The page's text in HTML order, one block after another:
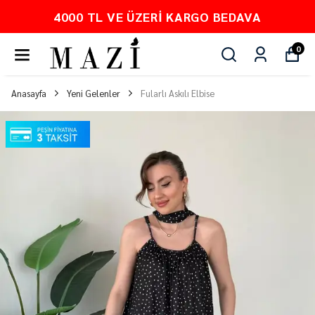
4000 TL VE ÜZERI KARGO BEDAVA
0
Anasayfa Yeni Gelenler Fularlı Askılı Elbise